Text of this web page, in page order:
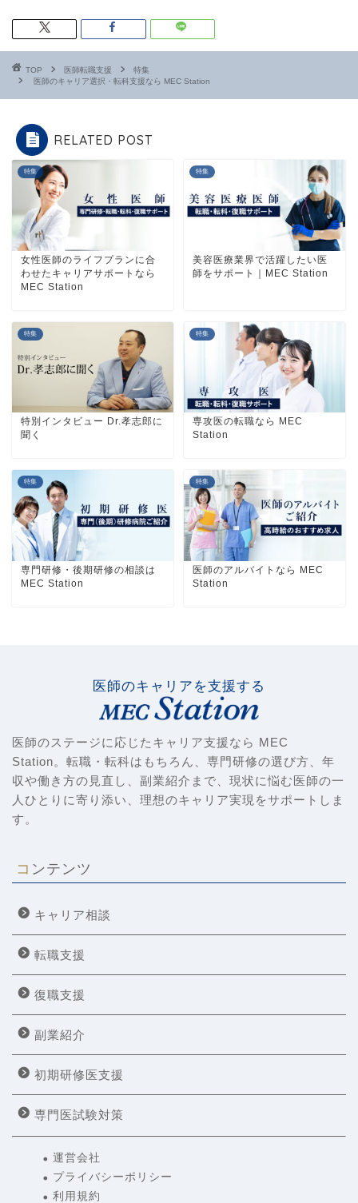
TOP 医師転職支援
特集
医師のキャリア選択・転科支援なら MEC Station
RELATED POST
特集
女性医師のライフプランに合
わせたキャリアサポートなら
MEC Station
特集
美容医療業界で活躍したい医
師をサポート｜MEC Station
特集
特別インタビュー Dr.孝志郎に
聞く
特集
専攻医の転職なら MEC
Station
特集
専門研修・後期研修の相談は
MEC Station
特集
医師のアルバイトなら MEC
Station
医師のキャリアを支援する
医師のステージに応じたキャリア支援なら MEC
Station。転職・転科はもちろん、専門研修の選び方、年
収や働き方の見直し、副業紹介まで、現状に悩む医師の一
人ひとりに寄り添い、理想のキャリア実現をサポートしま
す。
コンテンツ
キャリア相談
転職支援
復職支援
副業紹介
初期研修医支援
専門医試験対策
運営会社
プライバシーポリシー
利用規約